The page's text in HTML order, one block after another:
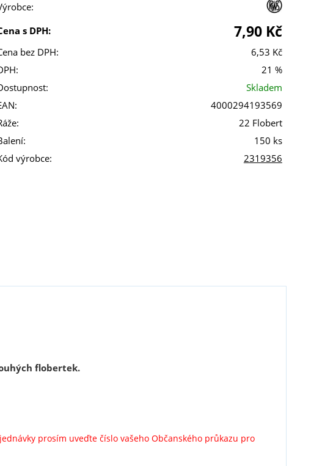
s DPH:
7,90 Kč
bez DPH:
6,53 Kč
21 %
Skladem
4000294193569
22 Flobert
150 ks
výrobce:
2319356
flobertek.
prosím uveďte číslo vašeho Občanského průkazu pro